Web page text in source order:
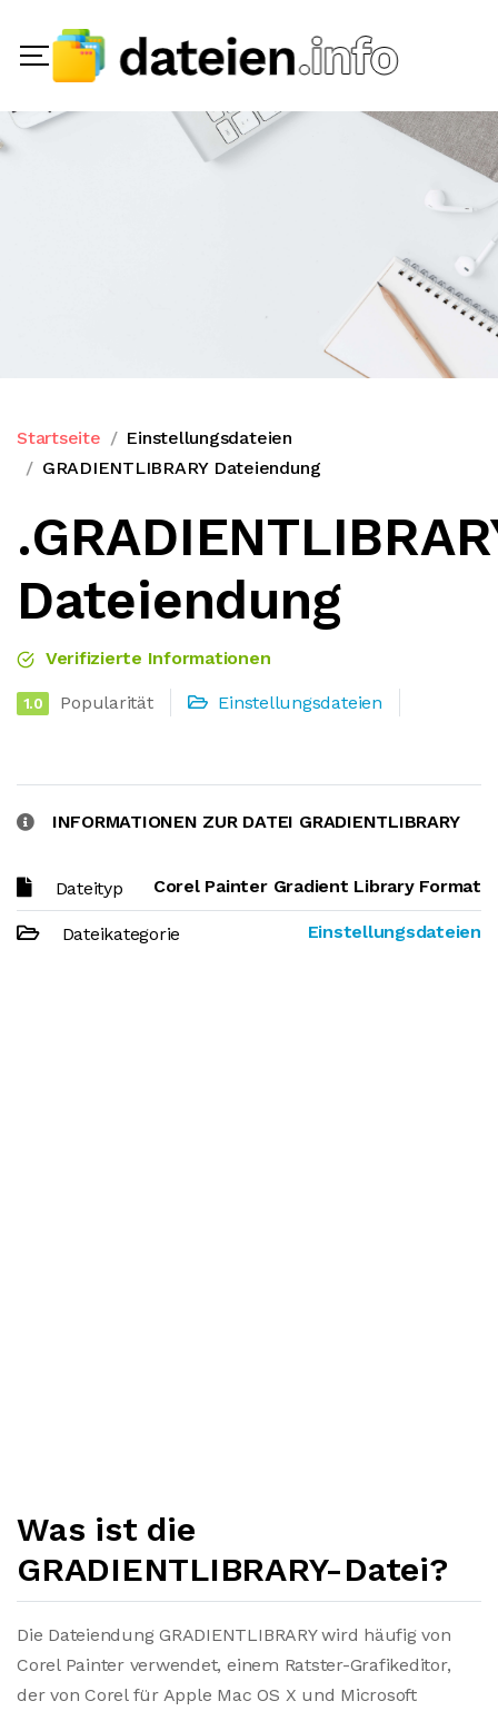
Startseite
Einstellungsdateien
GRADIENTLIBRARY Dateiendung
Dateiendung
Verifizierte Informationen
1.0 Popularität Einstellungsdateien
INFORMATIONEN ZUR DATEI GRADIENTLIBRARY
Dateityp Corel Painter Gradient Library Format
Dateikategorie Einstellungsdateien
Was ist die
GRADIENTLIBRARY-Datei?
Die Dateiendung GRADIENTLIBRARY wird häufig von
Corel Painter verwendet, einem Ratster-Grafikeditor,
der von Corel für Apple Mac OS X und Microsoft